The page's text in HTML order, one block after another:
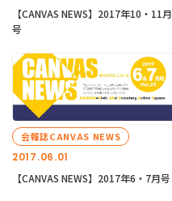
【CANVAS NEWS】2017年10・11月
号
2017.06.01
会報誌CANVAS NEWS
【CANVAS NEWS】2017年6・7月号